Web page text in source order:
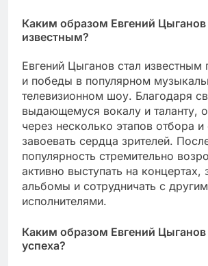
Каким образом Евгений Цыганов
известным?
Евгений Цыганов стал известным
и победы в популярном
телевизионном шоу. Благодаря
выдающемуся вокалу и таланту,
через несколько этапов отбора и
завоевать сердца зрителей.
популярность стремительно
активно выступать на концертах,
альбомы и сотрудничать с
исполнителями.
Каким образом Евгений
успеха?